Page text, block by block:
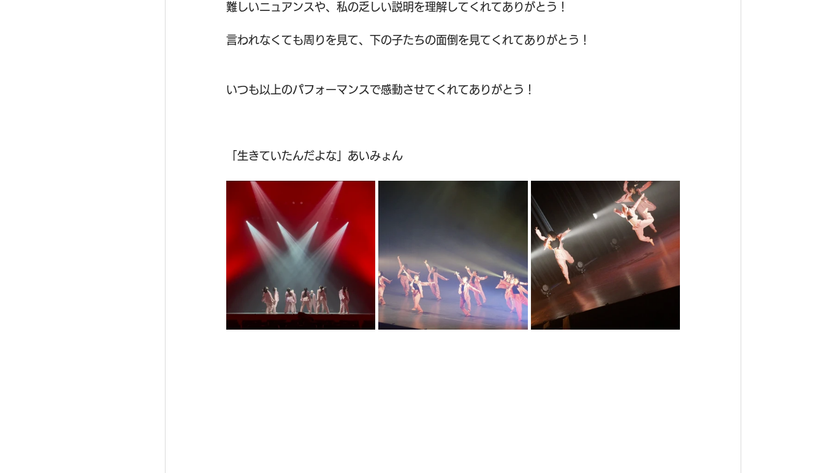
難しいニュアンスや、私の乏しい説明を理解してくれてありがとう！
言われなくても周りを見て、下の子たちの面倒を見てくれてありがとう！
いつも以上のパフォーマンスで感動させてくれてありがとう！
「生きていたんだよな」あいみょん